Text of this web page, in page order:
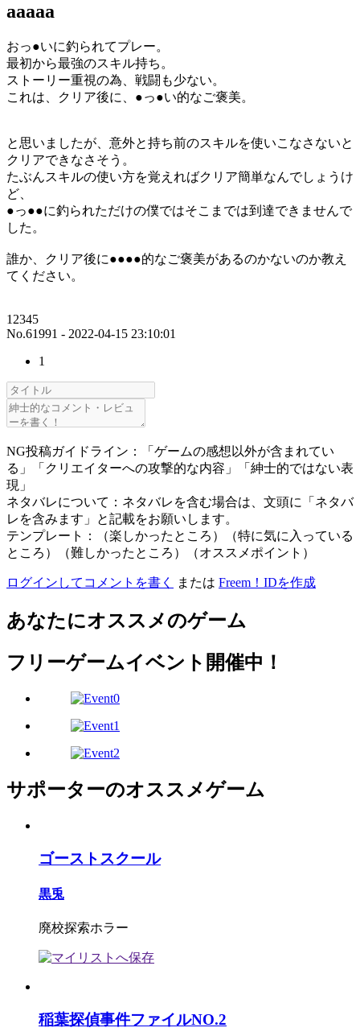
aaaaa
おっ●いに釣られてプレー。
最初から最強のスキル持ち。
ストーリー重視の為、戦闘も少ない。
これは、クリア後に、●っ●い的なご褒美。
と思いましたが、意外と持ち前のスキルを使いこなさないと
クリアできなさそう。
たぶんスキルの使い方を覚えればクリア簡単なんでしょうけ
ど、
●っ●●に釣られただけの僕ではそこまでは到達できませんで
した。
誰か、クリア後に●●●●的なご褒美があるのかないのか教え
てください。
12345
No.61991 - 2022-04-15 23:10:01
1
NG投稿ガイドライン：「ゲームの感想以外が含まれてい
る」「クリエイターへの攻撃的な内容」「紳士的ではない表
現」
ネタバレについて：ネタバレを含む場合は、文頭に「ネタバ
レを含みます」と記載をお願いします。
テンプレート：（楽しかったところ）（特に気に入っている
ところ）（難しかったところ）（オススメポイント）
ログインしてコメントを書く または Freem！IDを作成
あなたにオススメのゲーム
フリーゲームイベント開催中！
サポーターのオススメゲーム
ゴーストスクール
黒兎
廃校探索ホラー
稲葉探偵事件ファイルNO.2